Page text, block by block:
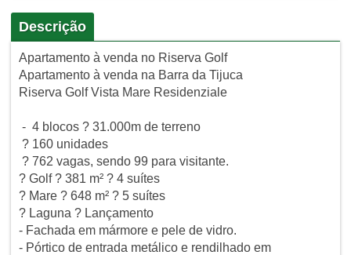
Descrição
Apartamento à venda no Riserva Golf
Apartamento à venda na Barra da Tijuca
Riserva Golf Vista Mare Residenziale
- 4 blocos ? 31.000m de terreno
? 160 unidades
? 762 vagas, sendo 99 para visitante.
? Golf ? 381 m² ? 4 suítes
? Mare ? 648 m² ? 5 suítes
? Laguna ? Lançamento
- Fachada em mármore e pele de vidro.
- Pórtico de entrada metálico e rendilhado em